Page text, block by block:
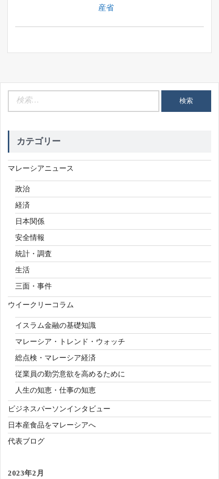
ョ
産省
カテゴリー
マレーシアニュース
政治
経済
日本関係
安全情報
統計・調査
生活
三面・事件
ウイークリーコラム
イスラム金融の基礎知識
マレーシア・トレンド・ウォッチ
総点検・マレーシア経済
従業員の勤労意欲を高めるために
人生の知恵・仕事の知恵
ビジネスパーソンインタビュー
日本産食品をマレーシアへ
代表ブログ
2023年2月